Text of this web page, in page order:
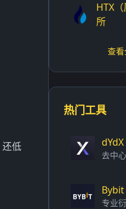
低
HTX
所
查
热门工具
dYdX
去中
Bybit
专业